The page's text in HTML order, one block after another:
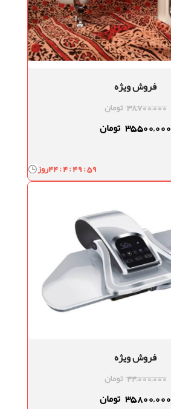
فروش ویژه
38,700,000 تومان
35,500,000 تومان
روز44 : 4 : 49 : 58
فروش ویژه
44,000,000 تومان
35,800,000 تومان